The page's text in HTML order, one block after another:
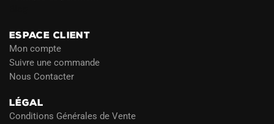
ESPACE CLIENT
Mon compte
Suivre une commande
Nous Contacter
LÉGAL
Conditions Générales de Vente